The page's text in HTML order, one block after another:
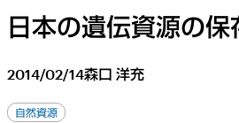
日本の遺伝資源の
2014/02/14森口 洋充
自然資源